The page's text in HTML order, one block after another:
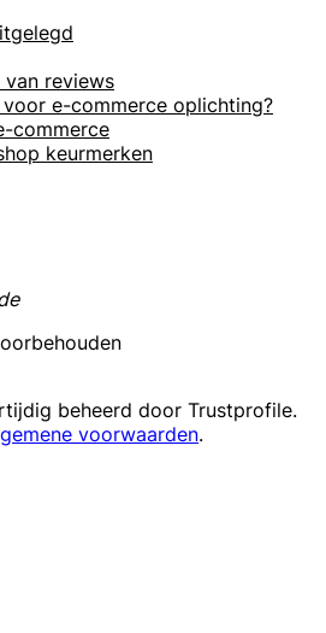
van reviews
e-commerce oplichting?
commerce
keurmerken
beheerd door Trustprofile.
voorwaarden.